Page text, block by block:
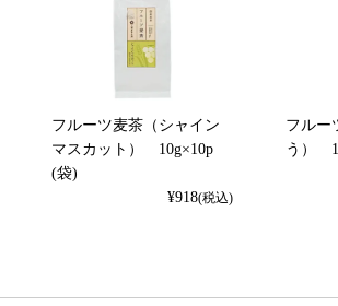
フルーツ麦茶（シャイン
マスカット） 10g×10p
(袋)
¥918(税込)
フルー
う）